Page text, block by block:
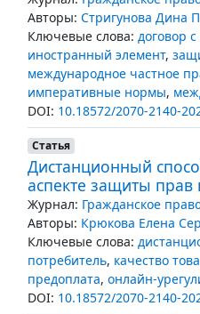
Авторы: Стригунова Дина
Ключевые слова: договор
иностранный элемент,
международное частное
императивные нормы,
DOI: 10.18572/2070-2140-
Статья
Дистанционный
аспекте защиты прав
Журнал: Гражданское
Авторы: Крюкова Елена
Ключевые слова:
потребитель, качество
предоплата, онлайн-
DOI: 10.18572/2070-2140-